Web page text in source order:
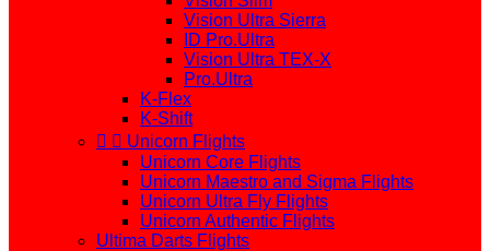
Vision Ultra Sierra
ID Pro.Ultra
Vision Ultra TEX-X
Pro.Ultra
K-Flex
K-Shift
  Unicorn Flights
Unicorn Core Flights
Unicorn Maestro and Sigma Flights
Unicorn Ultra Fly Flights
Unicorn Authentic Flights
Ultima Darts Flights